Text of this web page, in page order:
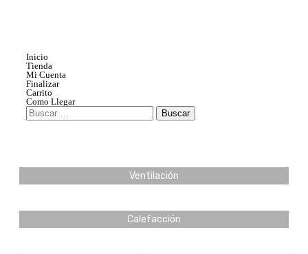
Inicio
Tienda
Mi Cuenta
Finalizar
Carrito
Como Llegar
Ventilación
Calefacción